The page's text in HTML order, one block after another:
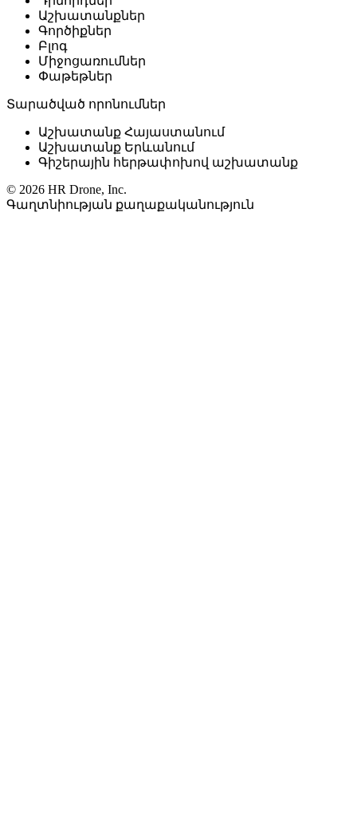
Աշխատանքներ
Գործիքներ
Բլոգ
Միջոցառումներ
Փաթեթներ
Տարածված որոնումներ
Աշխատանք Հայաստանում
Աշխատանք Երևանում
Գիշերային հերթափոխով աշխատանք
© 2026 HR Drone, Inc.
Գաղտնիության քաղաքականություն